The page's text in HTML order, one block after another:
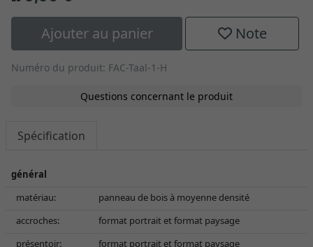
Ajouter au panier Note
Numéro du produit: FAC-Taal-1-H
Questions concernant le produit
Spécification
général
matériau:
panneau de bois à moyenne densité
accroches:
format portrait et format paysage
présentoir:
format portrait et format paysage